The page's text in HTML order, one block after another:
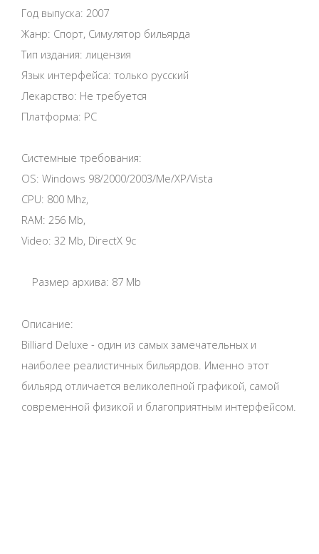
Год выпуска: 2007
Жанр: Спорт, Симулятор бильярда
Тип издания: лицензия
Язык интерфейса: только русский
Лекарство: Не требуется
Платформа: PC
Системные требования:
OS: Windows 98/2000/2003/Me/XP/Vista
CPU: 800 Mhz,
RAM: 256 Mb,
Video: 32 Mb, DirectX 9c
Размер архива: 87 Mb
Описание:
Billiard Deluxe - один из самых замечательных и
наиболее реалистичных бильярдов. Именно этот
бильярд отличается великолепной графикой, самой
современной физикой и благоприятным интерфейсом.